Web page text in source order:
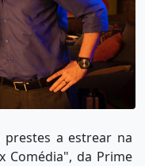
a estrear na
Comédia", da Prime